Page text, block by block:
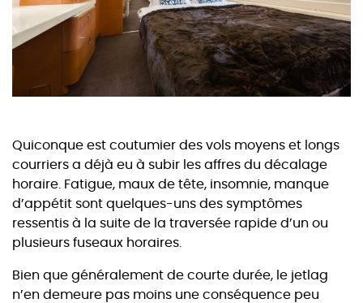
Quiconque est coutumier des vols moyens et longs
courriers a déjà eu à subir les affres du décalage
horaire. Fatigue, maux de tête, insomnie, manque
d’appétit sont quelques-uns des symptômes
ressentis à la suite de la traversée rapide d’un ou
plusieurs fuseaux horaires.
Bien que généralement de courte durée, le jetlag
n’en demeure pas moins une conséquence peu